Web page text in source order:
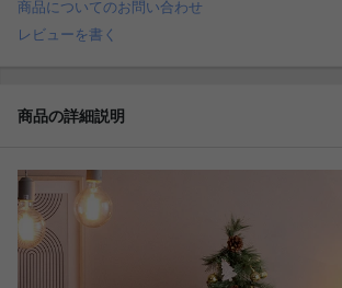
商品についてのお問い合わせ
レビューを書く
商品の詳細説明